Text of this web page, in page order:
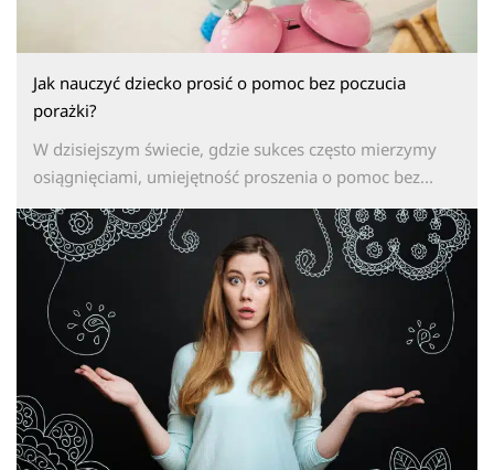
Jak nauczyć dziecko prosić o pomoc bez poczucia
porażki?
W dzisiejszym świecie, gdzie sukces często mierzymy
osiągnięciami, umiejętność proszenia o pomoc bez...